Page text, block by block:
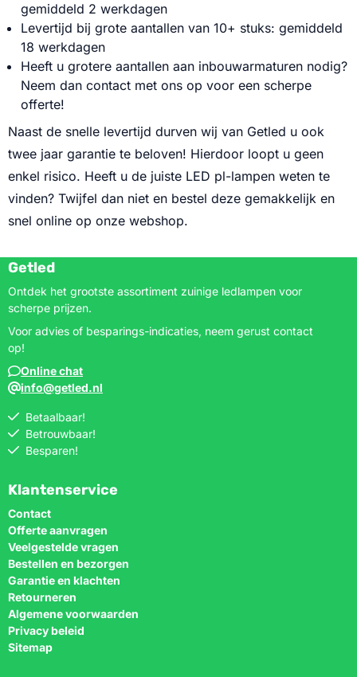
gemiddeld 2 werkdagen
Levertijd bij grote aantallen van 10+ stuks: gemiddeld
18 werkdagen
Heeft u grotere aantallen aan inbouwarmaturen nodig?
Neem dan contact met ons op voor een scherpe
offerte!
Naast de snelle levertijd durven wij van Getled u ook
twee jaar garantie te beloven! Hierdoor loopt u geen
enkel risico. Heeft u de juiste LED pl-lampen weten te
vinden? Twijfel dan niet en bestel deze gemakkelijk en
snel online op onze webshop.
Getled
Ontdek het grootste assortiment zuinige ledlampen voor
scherpe prijzen.
Voor advies of besparings-indicaties, neem gerust contact
op!
Online chat
info@getled.nl
Betaalbaar!
Betrouwbaar!
Besparen!
Klantenservice
Contact
Offerte aanvragen
Veelgestelde vragen
Bestellen en bezorgen
Garantie en klachten
Retourneren
Algemene voorwaarden
Privacy beleid
Sitemap